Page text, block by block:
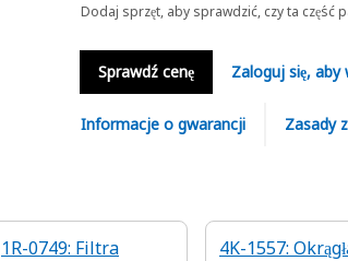
Dodaj sprzęt, aby sprawdzić, czy ta część
Sprawdź cenę Zaloguj się, aby
Informacje o gwarancji Zasady
1R-0749: Filtra
4K-1557: